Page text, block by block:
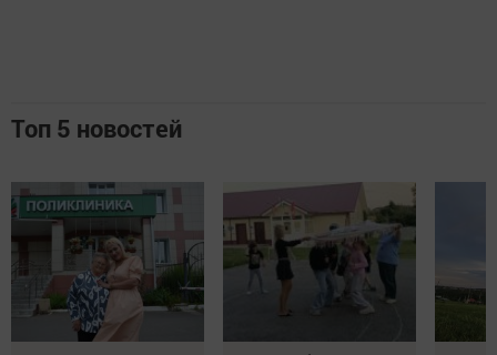
Топ 5 новостей